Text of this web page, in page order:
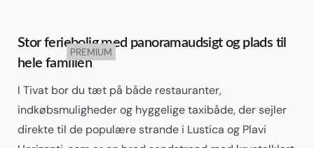
PREMIUM
Stor feriebolig med panoramaudsigt og plads til
hele familien
I Tivat bor du tæt på både restauranter,
indkøbsmuligheder og hyggelige taxibåde, der sejler
direkte til de populære strande i Lustica og Plavi